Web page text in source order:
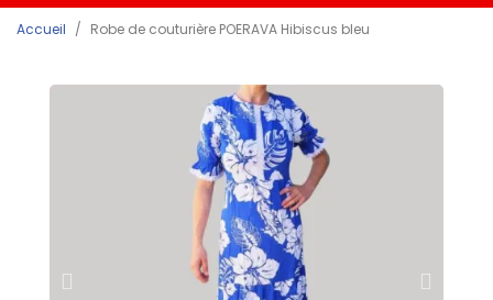
Accueil Robe de couturière POERAVA Hibiscus bleu